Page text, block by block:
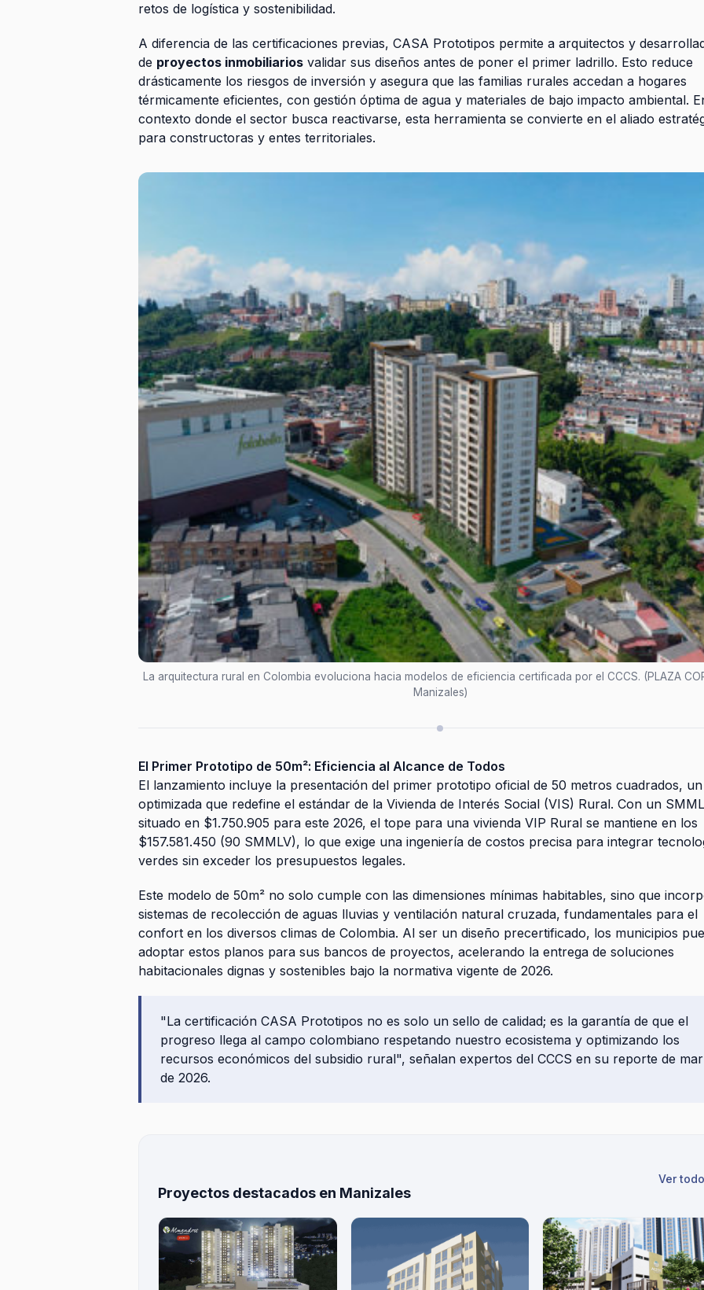
retos de logística y sostenibilidad.
A diferencia de las certificaciones previas, CASA Prototipos permite a arquitectos y
de proyectos inmobiliarios validar sus diseños antes de poner el primer ladrillo. Esto reduce
drásticamente los riesgos de inversión y asegura que las familias rurales accedan a hogares
térmicamente eficientes, con gestión óptima de agua y materiales de bajo impacto ambiental.
contexto donde el sector busca reactivarse, esta herramienta se convierte en el aliado
para constructoras y entes territoriales.
La arquitectura rural en Colombia evoluciona hacia modelos de eficiencia certificada por el CCCS. (PLAZA
Manizales)
El Primer Prototipo de 50m²: Eficiencia al Alcance de Todos
El lanzamiento incluye la presentación del primer prototipo oficial de 50 metros cuadrados,
optimizada que redefine el estándar de la Vivienda de Interés Social (VIS) Rural. Con un
situado en $1.750.905 para este 2026, el tope para una vivienda VIP Rural se mantiene en los
$157.581.450 (90 SMMLV), lo que exige una ingeniería de costos precisa para integrar
verdes sin exceder los presupuestos legales.
Este modelo de 50m² no solo cumple con las dimensiones mínimas habitables, sino que
sistemas de recolección de aguas lluvias y ventilación natural cruzada, fundamentales para el
confort en los diversos climas de Colombia. Al ser un diseño precertificado, los municipios
adoptar estos planos para sus bancos de proyectos, acelerando la entrega de soluciones
habitacionales dignas y sostenibles bajo la normativa vigente de 2026.
"La certificación CASA Prototipos no es solo un sello de calidad; es la garantía de que el
progreso llega al campo colombiano respetando nuestro ecosistema y optimizando los
recursos económicos del subsidio rural", señalan expertos del CCCS en su reporte de
de 2026.
Proyectos destacados en Manizales
Ver